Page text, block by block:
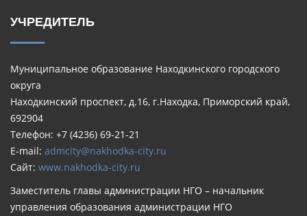
УЧРЕДИТЕЛЬ
Муниципальное образование Находкинского городского
округа
Находкинский проспект, д.16, г.Находка, Приморский край,
692904
Телефон: +7 (4236) 69-21-21
E-mail: admcity@nakhodka-city.ru
Сайт: www.nakhodka-city.ru
Заместитель главы администрации НГО – начальник
управления образования администрации НГО